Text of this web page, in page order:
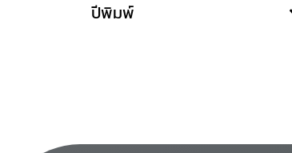
ปีพิมพ์